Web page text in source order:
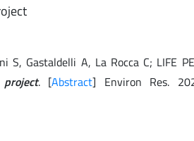
Gastaldelli A, La Rocca C; LIFE
. [Abstract] Environ Res.